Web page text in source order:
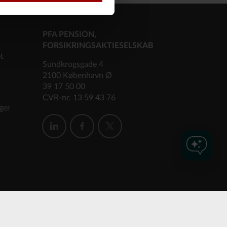
PFA PENSION,
FORSIKRINGSAKTIESELSKAB
Sundkrogsgade 4
2100 København Ø
39 17 50 00
CVR-nr. 13 59 43 76